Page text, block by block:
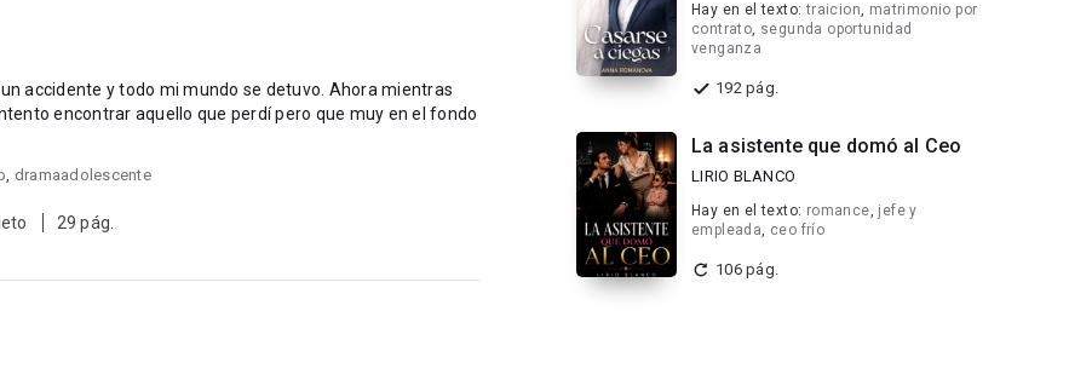
accidente y todo mi mundo se detuvo. Ahora mientras
encontrar aquello que perdí pero que muy en el fondo
, dramaadolescente
29 pág.
Hay en el texto:traicion, matrimonio por
contrato, segunda oportunidad
venganza
192 pág.
La asistente que domó al Ceo
LIRIO BLANCO
Hay en el texto: romance, jefe y
empleada, ceo frío
106 pág.